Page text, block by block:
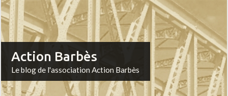
Action Barbès
Le blog de l'association Action Barbès